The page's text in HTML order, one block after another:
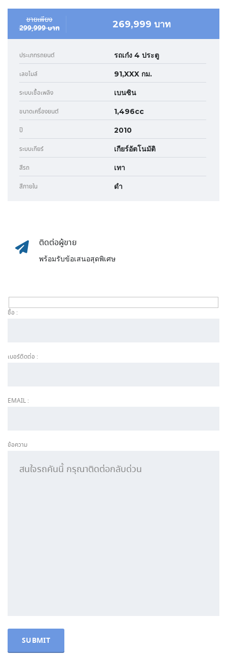
ขายเพียง
299,999 บาท 269,999 บาท
ประเภทรถยนต์ รถเก๋ง 4 ประตู
เลขไมล์ 91,XXX กม.
ระบบเชื้อเพลิง เบนซิน
ขนาดเครื่องยนต์ 1,496cc
ปี 2010
ระบบเกียร์ เกียร์อัตโนมัติ
สีรถ เทา
สีภายใน ดำ
ติดต่อผู้ขาย
พร้อมรับข้อเสนอสุดพิเศษ
ชื่อ :
เบอร์ติดต่อ :
EMAIL :
ข้อความ